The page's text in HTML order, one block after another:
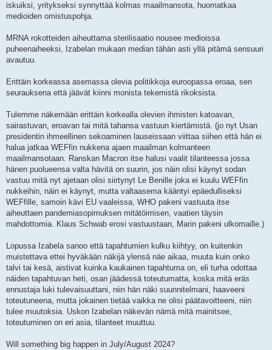
iskuiksi, yritykseksi synnyttää kolmas maailmansota, huomatkaa
medioiden omistuspohja.
MRNA rokotteiden aiheuttama sterilisaatio nousee medioissa
puheenaiheeksi, Izabelan mukaan median tähän asti yllä pitämä sensuuri
avautuu.
Erittäin korkeassa asemassa olevia politikkoja euroopassa eroaa, sen
seurauksena että jäävät kiinni monista tekemistä rikoksista.
Tulemme näkemään erittäin korkealla olevien ihmisten katoavan,
sairastuvan, eroavan tai mitä tahansa vastuun kiertämistä. (jo nyt Usan
presidentin ihmeellinen sekoaminen lauseissaan viittaa siihen että hän ei
halua jatkaa WEFfin nukkena ajaen maailman kolmanteen
maailmansotaan. Ranskan Macron itse halusi vaalit tilanteessa jossa
hänen puolueensa valta hävitä on suurin, jos näin olisi käynyt sodan
vastuu mitä nyt ajetaan olisi siirtynyt Le Benille joka ei kuulu WEFfin
nukkeihin, näin ei käynyt, mutta valtaasema kääntyi epäedulliseksi
WEFfille, samoin kävi EU vaaleissa, WHO pakeni vastuuta itse
aiheuttaen pandemiasopimuksen mitätöimisen, vaatien täysin
mahdottomia. Klaus Schwab erosi vastuustaan, Marin pakeni ulkomaille.)
Lopussa Izabela sanoo että tapahtumien kulku kiihtyy, on kuitenkin
muistettava ettei hyväkään näkijä ylensä näe aikaa, muuta kuin onko
talvi tai kesä, aistivat kuinka kaukainen tapahtuma on, eli turha odottaa
näiden tapahtuvan heti, osan jäädessä toteutumatta, koska mitä eräs
ennustaja luki tulevaisuuttani, niin hän näki suunnitelmani, haaveeni
toteutuneena, mutta jokainen tietää vaikka ne olisi päätavoitteeni, niin
tulee muutoksia. Uskon Izabelan näkevän nämä mitä mainitsee,
toteutuminen on eri asia, tilanteet muuttuu.
Will something big happen in July/August 2024?